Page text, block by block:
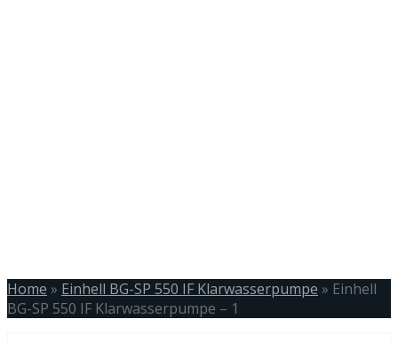
Home » Einhell BG-SP 550 IF Klarwasserpumpe » Einhell
BG-SP 550 IF Klarwasserpumpe – 1